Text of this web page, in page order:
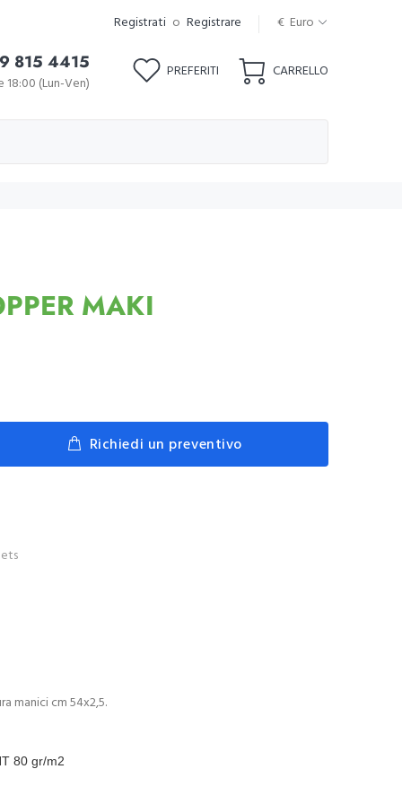
Registrati o Registrare € Euro
815 4415
18:00 (Lun-Ven)
PREFERITI CARRELLO
MAKI
Richiedi un preventivo
manici cm 54x2,5.
80 gr/m2